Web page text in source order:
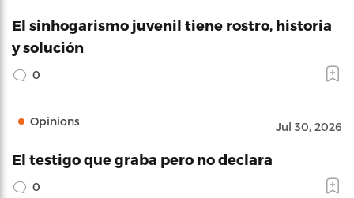
El sinhogarismo juvenil tiene rostro, historia
y solución
0
Opinions Jul 30, 2026
El testigo que graba pero no declara
0